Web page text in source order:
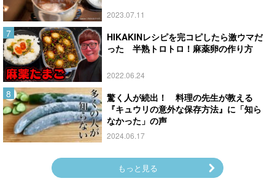
2023.07.11
HIKAKINレシピを完コピしたら激ウマだ
った 半熟トロトロ！麻薬卵の作り方
2022.06.24
驚く人が続出！ 料理の先生が教える
『キュウリの意外な保存方法』に「知ら
なかった」の声
2024.06.17
もっと見る